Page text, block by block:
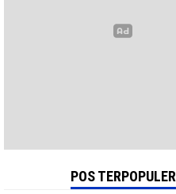
POS TERPOPULER